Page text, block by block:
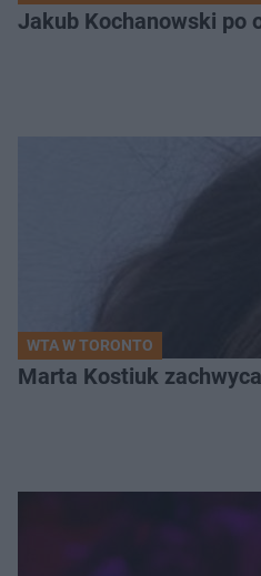
Jakub Kochanowski po
WTA W TORONTO
Marta Kostiuk